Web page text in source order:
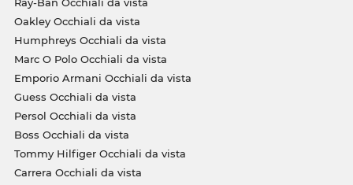
Oakley Occhiali da vista
Humphreys Occhiali da vista
Marc O Polo Occhiali da vista
Emporio Armani Occhiali da vista
Guess Occhiali da vista
Persol Occhiali da vista
Boss Occhiali da vista
Tommy Hilfiger Occhiali da vista
Carrera Occhiali da vista